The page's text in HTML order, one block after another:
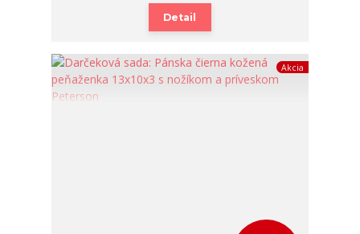
Detail
Akcia